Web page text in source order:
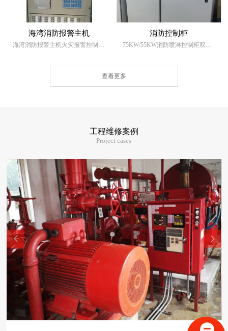
海湾消防报警主机
海湾消防报警主机火灾报警控制器JB-QG-GST500 壁挂式消防主机
消防控制柜
75KW/55KW消防喷淋控制柜双电源自动转换水泵控制柜
查看更多
工程维修案例
Project cases